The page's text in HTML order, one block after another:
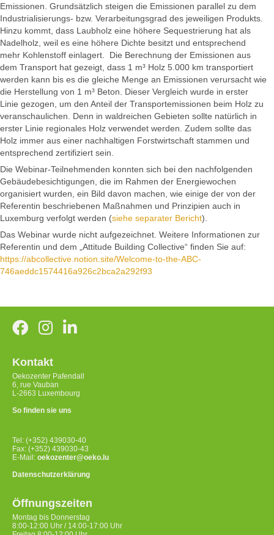
Emissionen. Grundsätzlich steigen die Emissionen parallel zu dem
Industrialisierungs- bzw. Verarbeitungsgrad des jeweiligen Produkts.
Hinzu kommt, dass Laubholz eine höhere Sequestrierung hat als
Nadelholz, weil es eine höhere Dichte besitzt und entsprechend
mehr Kohlenstoff einlagert. Die Berechnung der Emissionen aus
dem Transport hat gezeigt, dass 1 m³ Holz 5.000 km transportiert
werden kann bis es die gleiche Menge an Emissionen verursacht wie
die Herstellung von 1 m³ Beton. Dieser Vergleich wurde in erster
Linie gezogen, um den Anteil der Transportemissionen beim Holz zu
veranschaulichen. Denn in waldreichen Gebieten sollte natürlich in
erster Linie regionales Holz verwendet werden. Zudem sollte das
Holz immer aus einer nachhaltigen Forstwirtschaft stammen und
entsprechend zertifiziert sein.
Die Webinar-Teilnehmenden konnten sich bei den nachfolgenden
Gebäudebesichtigungen, die im Rahmen der Energiewochen
organisiert wurden, ein Bild davon machen, wie einige der von der
Referentin beschriebenen Maßnahmen und Prinzipien auch in
Luxemburg verfolgt werden (siehe separater Bericht).
Das Webinar wurde nicht aufgezeichnet. Weitere Informationen zur
Referentin und dem „Attitude Building Collective“ finden Sie auf:
https://abcollective.notion.site/Welcome-to-the-ABC-
746aeddc1574416a926c2bca2a292f93
Kontakt
Oekozenter Pafendall
6, rue Vauban
L-2663 Luxembourg
So finden sie uns
Tel: (+352) 439030-40
Fax: (+352) 439030-43
E-Mail: oekozenter@oeko.lu
Datenschutzerklärung
Öffnungszeiten
Montag bis Donnerstag
8:00-12:00 Uhr / 14:00-17:00 Uhr